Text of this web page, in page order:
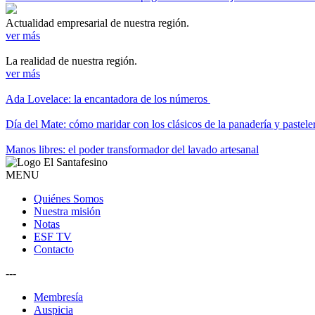
Actualidad empresarial de nuestra región.
ver más
La realidad de nuestra región.
ver más
Ada Lovelace: la encantadora de los números
Día del Mate: cómo maridar con los clásicos de la panadería y
Manos libres: el poder transformador del lavado artesanal
MENU
Quiénes Somos
Nuestra misión
Notas
ESF TV
Contacto
---
Membresía
Auspicia